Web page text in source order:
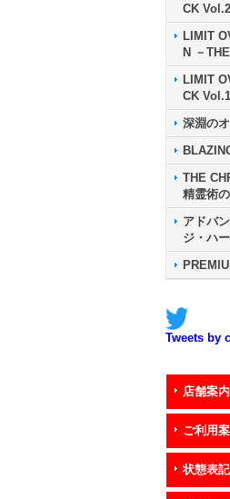
CK Vol.2
LIMIT
N －
LIMIT
CK Vol.1
深淵の
THE
精霊術
アドバ
ジ・ハ
Tweets by
店舗案内
ご利用
状態表記